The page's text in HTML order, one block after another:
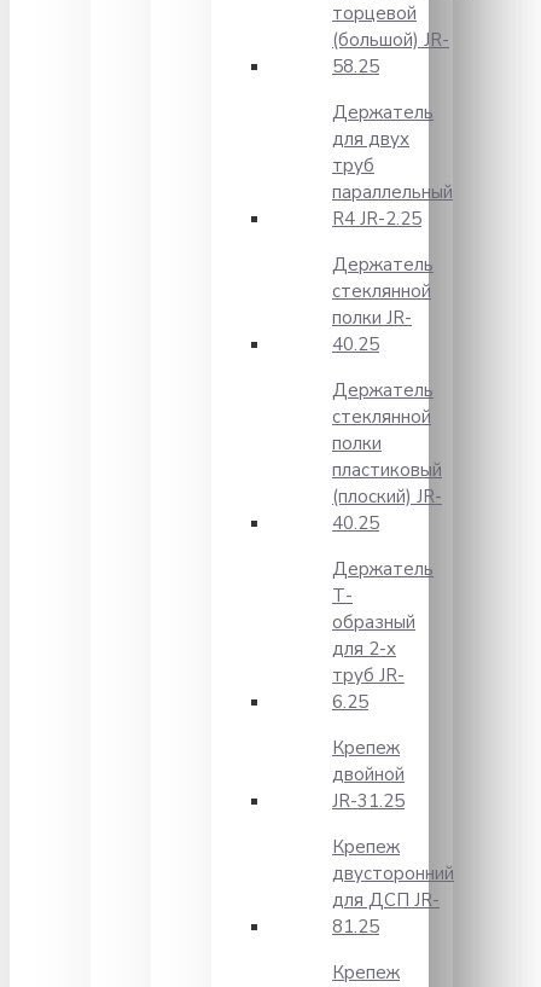
торцевой
(большой) JR-
58.25
Держатель
для двух
труб
параллельный
R4 JR-2.25
Держатель
стеклянной
полки JR-
40.25
Держатель
стеклянной
полки
пластиковый
(плоский) JR-
40.25
Держатель
Т-
образный
для 2-х
труб JR-
6.25
Крепеж
двойной
JR-31.25
Крепеж
двусторонний
для ДСП JR-
81.25
Крепеж